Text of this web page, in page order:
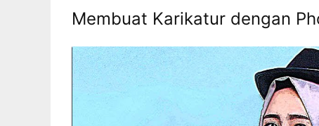
Membuat Karikatur dengan